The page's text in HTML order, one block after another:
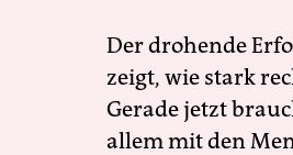
Der drohende
zeigt, wie stark
Gerade jetzt
allem mit den